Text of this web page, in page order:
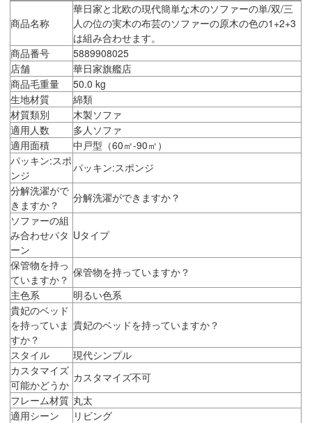
商品名称
華日家と北欧の現代簡単な木のソファーの単/双/三
人の位の実木の布芸のソファーの原木の色の1+2+3
は組み合わせます。
商品番号
5889908025
店舗
華日家旗艦店
商品毛重量
50.0 kg
生地材質
綿類
材質類別
木製ソファ
適用人数
多人ソファ
適用面積
中戸型（60㎡-90㎡）
パッキン:スポ
ンジ
パッキン:スポンジ
分解洗濯がで
きますか？
分解洗濯ができますか？
ソファーの組
み合わせパタ
ーン
Uタイプ
保管物を持っ
ていますか？
保管物を持っていますか？
主色系
明るい色系
貴妃のベッド
を持っていま
すか？
貴妃のベッドを持っていますか？
スタイル
現代シンプル
カスタマイズ
可能かどうか
カスタマイズ不可
フレーム材質 丸太
適用シーン
リビング